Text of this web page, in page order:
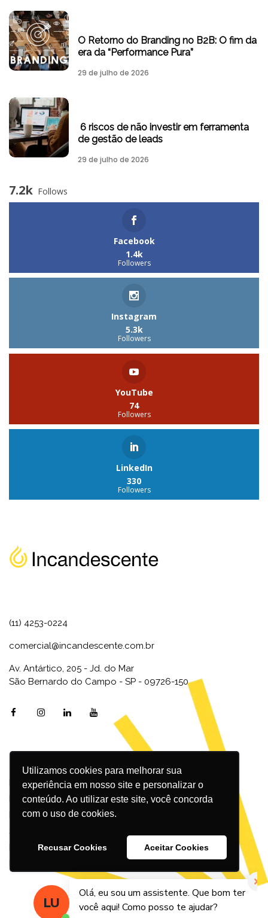
Utilizamos cookies para melhorar sua
experiência em nosso site e personalizar o
conteúdo. Ao utilizar este site, você concorda
com o uso de cookies.
Recusar Cookies Aceitar Cookies
O Retorno do Branding no B2B: O fim da
era da “Performance Pura”
29 de julho de 2026
6 riscos de não investir em ferramenta
de gestão de leads
29 de julho de 2026
7.2k Follows
Facebook
1.4k
Followers
Instagram
5.3k
Followers
YouTube
74
Followers
LinkedIn
330
Followers
(11) 4253-0224
comercial@incandescente.com.br
Av. Antártico, 205 - Jd. do Mar
São Bernardo do Campo - SP - 09726-150
Marketing Digital
Inbound Marketing
Redes Sociais
SEO
Design
Podcast
© 2026 – Agência Incandescente